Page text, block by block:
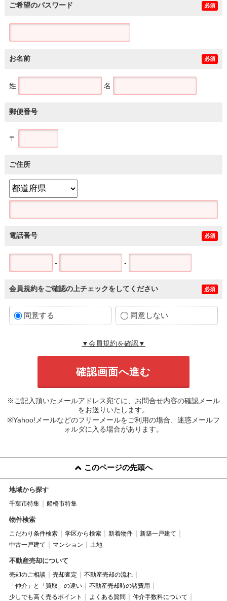
ご希望のパスワード 必須
お名前 必須
姓 名
郵便番号
〒
ご住所
電話番号 必須
- -
会員規約をご確認の上チェックをしてください 必須
同意する 同意しない
▼会員規約を確認▼
※ご記入頂いたメールアドレス宛てに、お問合せ内容の確認メール
をお送りいたします。
※Yahoo!メールなどのフリーメールをご利用の場合、迷惑メールフ
ォルダに入る場合があります。
このページの先頭へ
地域から探す
千葉市特集 船橋市特集
物件検索
こだわり条件検索 学区から検索 新着物件
新築一戸建て
中古一戸建て
マンション 土地
不動産売却について
売却のご相談 売却査定
不動産売却の流れ
「仲介」と「買取」の違い
不動産売却時の諸費用
少しでも高く売るポイント
よくある質問
仲介手数料について